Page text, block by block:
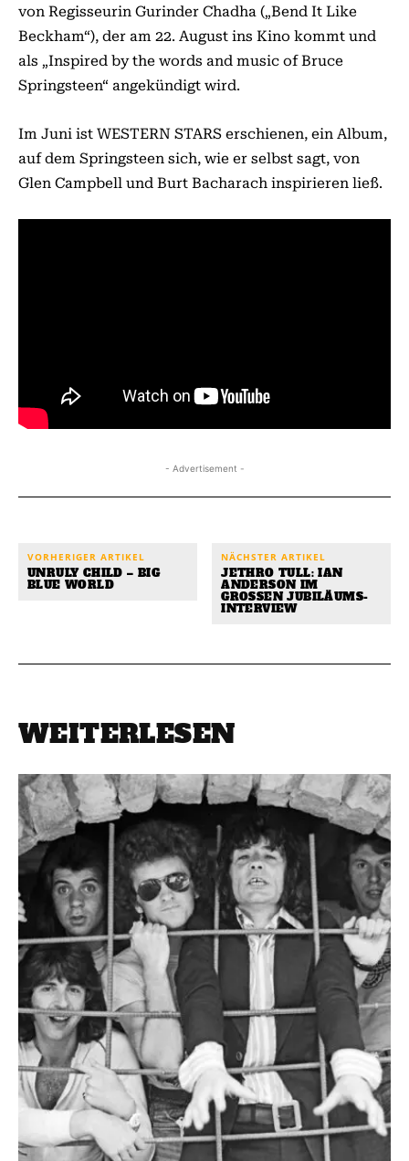
von Regisseurin Gurinder Chadha („Bend It Like
Beckham“), der am 22. August ins Kino kommt und
als „Inspired by the words and music of Bruce
Springsteen“ angekündigt wird.
Im Juni ist WESTERN STARS erschienen, ein Album,
auf dem Springsteen sich, wie er selbst sagt, von
Glen Campbell und Burt Bacharach inspirieren ließ.
- Advertisement -
VORHERIGER ARTIKEL
UNRULY CHILD – BIG
BLUE WORLD
NÄCHSTER ARTIKEL
JETHRO TULL: IAN
ANDERSON IM
GROSSEN JUBILÄUMS-I
NTERVIEW
WEITERLESEN